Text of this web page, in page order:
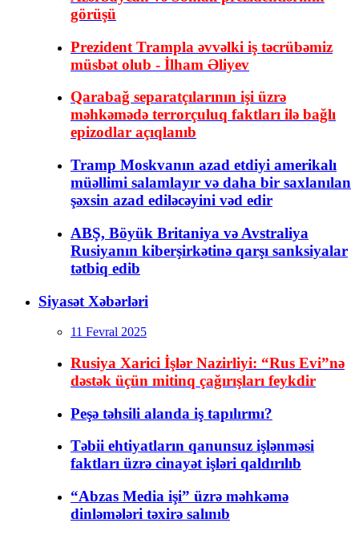
görüşü
Prezident Trampla əvvəlki iş təcrübəmiz
müsbət olub - İlham Əliyev
Qarabağ separatçılarının işi üzrə
məhkəmədə terrorçuluq faktları ilə bağlı
epizodlar açıqlanıb
Tramp Moskvanın azad etdiyi amerikalı
müəllimi salamlayır və daha bir saxlanılan
şəxsin azad ediləcəyini vəd edir
ABŞ, Böyük Britaniya və Avstraliya
Rusiyanın kiberşirkətinə qarşı sanksiyalar
tətbiq edib
Siyasət Xəbərləri
11 Fevral 2025
Rusiya Xarici İşlər Nazirliyi: “Rus Evi”nə
dəstək üçün mitinq çağırışları feykdir
Peşə təhsili alanda iş tapılırmı?
Təbii ehtiyatların qanunsuz işlənməsi
faktları üzrə cinayət işləri qaldırılıb
“Abzas Media işi” üzrə məhkəmə
dinləmələri təxirə salınıb